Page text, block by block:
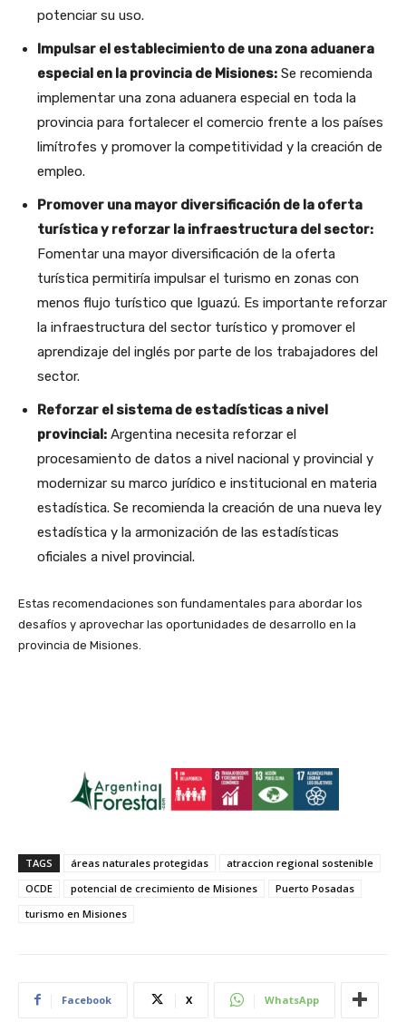
potenciar su uso.
Impulsar el establecimiento de una zona aduanera
especial en la provincia de Misiones: Se recomienda
implementar una zona aduanera especial en toda la
provincia para fortalecer el comercio frente a los países
limítrofes y promover la competitividad y la creación de
empleo.
Promover una mayor diversificación de la oferta
turística y reforzar la infraestructura del sector:
Fomentar una mayor diversificación de la oferta
turística permitiría impulsar el turismo en zonas con
menos flujo turístico que Iguazú. Es importante reforzar
la infraestructura del sector turístico y promover el
aprendizaje del inglés por parte de los trabajadores del
sector.
Reforzar el sistema de estadísticas a nivel
provincial: Argentina necesita reforzar el
procesamiento de datos a nivel nacional y provincial y
modernizar su marco jurídico e institucional en materia
estadística. Se recomienda la creación de una nueva ley
estadística y la armonización de las estadísticas
oficiales a nivel provincial.
Estas recomendaciones son fundamentales para abordar los
desafíos y aprovechar las oportunidades de desarrollo en la
provincia de Misiones.
TAGS áreas naturales protegidas
atraccion regional sostenible
OCDE
potencial de crecimiento de Misiones
Puerto Posadas
turismo en Misiones
Facebook X WhatsApp